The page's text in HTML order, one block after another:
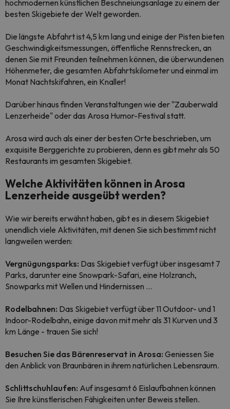
hochmodernen künstlichen Beschneiungsanlage zu einem der
besten Skigebiete der Welt geworden.
Die längste Abfahrt ist 4,5 km lang und einige der Pisten bieten
Geschwindigkeitsmessungen, öffentliche Rennstrecken, an
denen Sie mit Freunden teilnehmen können, die überwundenen
Höhenmeter, die gesamten Abfahrtskilometer und einmal im
Monat Nachtskifahren, ein Knaller!
Darüber hinaus finden Veranstaltungen wie der "Zauberwald
Lenzerheide" oder das Arosa Humor-Festival statt.
Arosa wird auch als einer der besten Orte beschrieben, um
exquisite Berggerichte zu probieren, denn es gibt mehr als 50
Restaurants im gesamten Skigebiet.
Welche Aktivitäten können in Arosa
Lenzerheide ausgeübt werden?
Wie wir bereits erwähnt haben, gibt es in diesem Skigebiet
unendlich viele Aktivitäten, mit denen Sie sich bestimmt nicht
langweilen werden:
Vergnügungsparks: Das Skigebiet verfügt über insgesamt 7
Parks, darunter eine Snowpark-Safari, eine Holzranch,
Snowparks mit Wellen und Hindernissen ...
Rodelbahnen: Das Skigebiet verfügt über 11 Outdoor- und 1
Indoor-Rodelbahn, einige davon mit mehr als 31 Kurven und 3
km Länge - trauen Sie sich!
Besuchen Sie das Bärenreservat in Arosa: Geniessen Sie
den Anblick von Braunbären in ihrem natürlichen Lebensraum.
Schlittschuhlaufen: Auf insgesamt 6 Eislaufbahnen können
Sie Ihre künstlerischen Fähigkeiten unter Beweis stellen.